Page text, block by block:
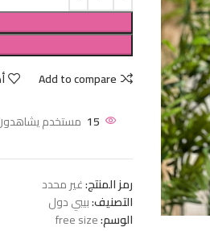
Add to compare
15 مستخدم يشاهدون
رمز المنتج:غير محدد
التصنيف:بيبي دول
الوسم:free size